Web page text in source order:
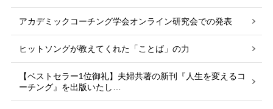
アカデミックコーチング学会オンライン研究会での発表
ヒットソングが教えてくれた「ことば」の力
【ベストセラー1位御礼】夫婦共著の新刊『人生を変えるコ
ーチング』を出版いたし…